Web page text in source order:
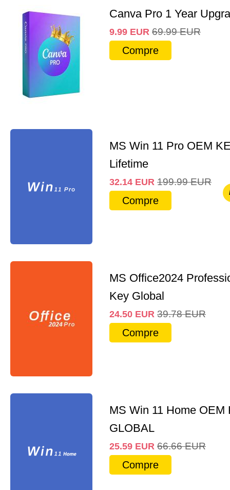
Canva Pro 1 Year
9.99 EUR 69.99 EUR
Compre
MS Win 11 Pro OEM
Lifetime
32.14 EUR 199.99 EUR
Compre
MS Office2024
Key Global
24.50 EUR 39.78 EUR
Compre
MS Win 11 Home OEM
GLOBAL
25.59 EUR 66.66 EUR
Compre